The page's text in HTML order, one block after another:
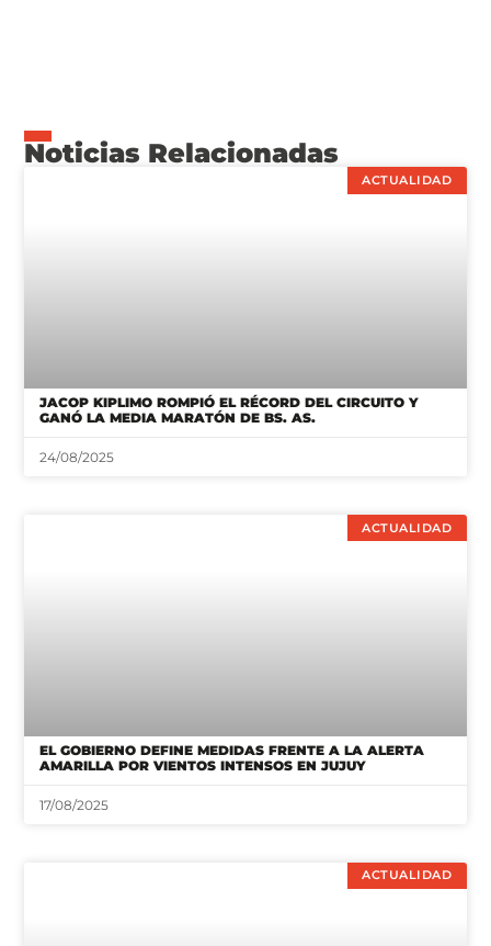
Noticias Relacionadas
ACTUALIDAD
JACOP KIPLIMO ROMPIÓ EL RÉCORD DEL CIRCUITO Y
GANÓ LA MEDIA MARATÓN DE BS. AS.
24/08/2025
ACTUALIDAD
EL GOBIERNO DEFINE MEDIDAS FRENTE A LA ALERTA
AMARILLA POR VIENTOS INTENSOS EN JUJUY
17/08/2025
ACTUALIDAD